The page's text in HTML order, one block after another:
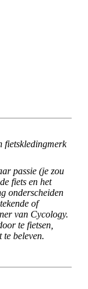
fietskledingmerk
passie (je zou
fiets en het
onderscheiden
of
van Cycology.
te fietsen,
te beleven.